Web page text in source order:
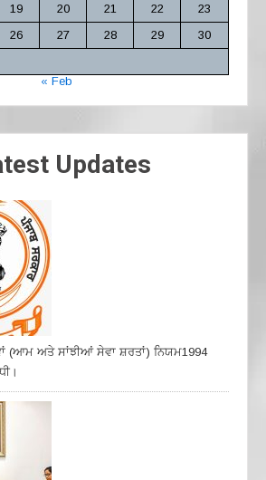
19 20 21 22
23
26 27 28 29
30
« Feb
Updates
(ਆਮ ਅਤੇ ਸਾਂਝੀਆਂ ਸੇਵਾ ਸ਼ਰਤਾਂ) ਨਿਯਮ1994